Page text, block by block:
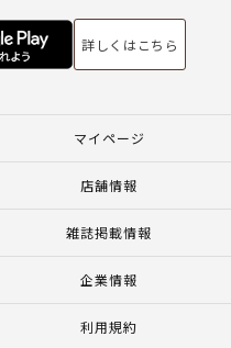
詳しくはこちら
マイページ
店舗情報
雑誌掲載情報
企業情報
利用規約